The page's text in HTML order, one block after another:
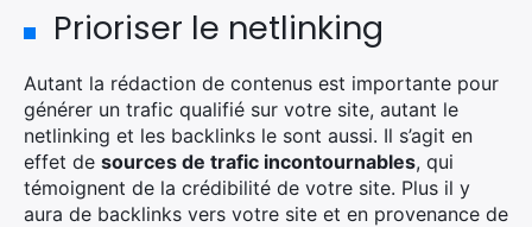
Prioriser le netlinking
Autant la rédaction de contenus est importante pour
générer un trafic qualifié sur votre site, autant le
netlinking et les backlinks le sont aussi. Il s’agit en
effet de sources de trafic incontournables, qui
témoignent de la crédibilité de votre site. Plus il y
aura de backlinks vers votre site et en provenance de